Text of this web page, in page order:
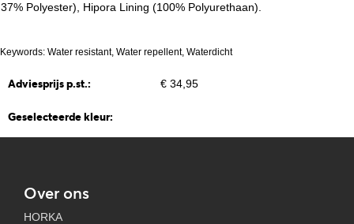
37% Polyester), Hipora Lining (100% Polyurethaan).
Keywords: Water resistant, Water repellent, Waterdicht
Adviesprijs p.st.: € 34,95
Geselecteerde kleur:
Over ons
HORKA